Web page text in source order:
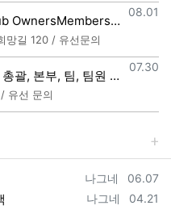
등록일
08.01
반얀트리 카시아 속초 7 Days Club OwnersMembership 분양직원 모집
망길 120 / 유선문의
등록일
07.30
"서울 수도권 현장"을 같이 할 TM 총괄, 본부, 팀, 팀원 모집
유선 문의
등록자
나그네 등록일
06.07
등록자
나그네 등록일
04.21